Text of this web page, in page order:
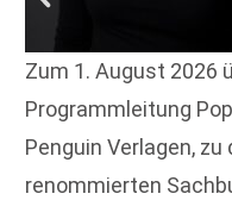
Zum 1. August 2026
Programmleitung
Penguin Verlagen,
renommierten